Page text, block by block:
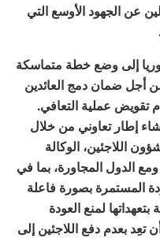
عن الجهود الأوسع التي
إلى وضع خطة متماسكة
أجل ضمان دمج العائدين
تقويض عملية التعافي.
إطار تعاوني من خلال
اللاجئين، الوكالة
ومع الدول المجاورة، بما في
المستمرة بصورة فاعلة
لمنع العودة
بعدم دفع اللاجئين إلى